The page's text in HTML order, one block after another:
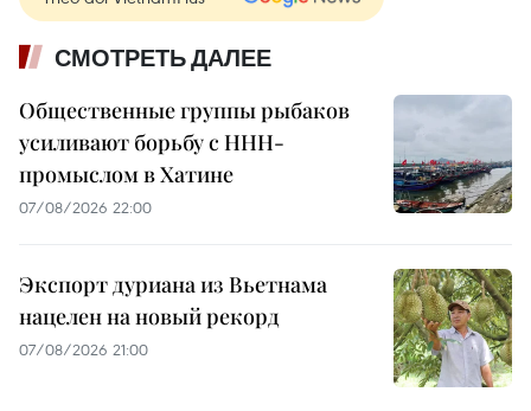
СМОТРЕТЬ ДАЛЕЕ
Общественные группы рыбаков
усиливают борьбу с ННН-
промыслом в Хатине
07/08/2026 22:00
Экспорт дуриана из Вьетнама
нацелен на новый рекорд
07/08/2026 21:00